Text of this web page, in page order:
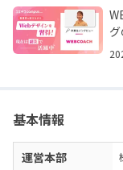
基本情報
運営本部